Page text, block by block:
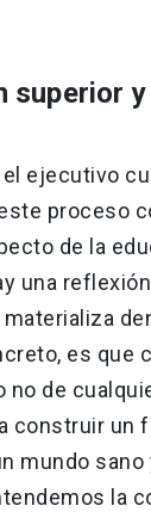
superior
ejecutivo
proceso
de la
una
es que
de
construir un
mundo sano
la